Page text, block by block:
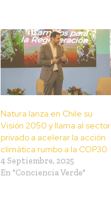
Natura lanza en Chile su
Visión 2050 y llama al sector
privado a acelerar la acción
climática rumbo a la COP30
4 Septiembre, 2025
En "Conciencia Verde"